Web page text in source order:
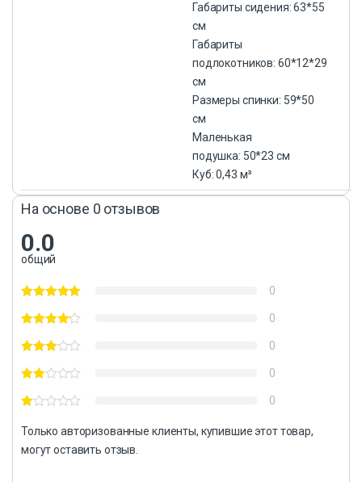
Габариты сидения: 63*55
см
Габариты
подлокотников: 60*12*29
см
Размеры спинки: 59*50
см
Маленькая
подушка: 50*23 см
Куб: 0,43 м³
На основе 0 отзывов
0.0
общий
0
0
0
0
0
Только авторизованные клиенты, купившие этот товар,
могут оставить отзыв.